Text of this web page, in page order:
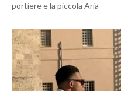
portiere e la piccola Aria